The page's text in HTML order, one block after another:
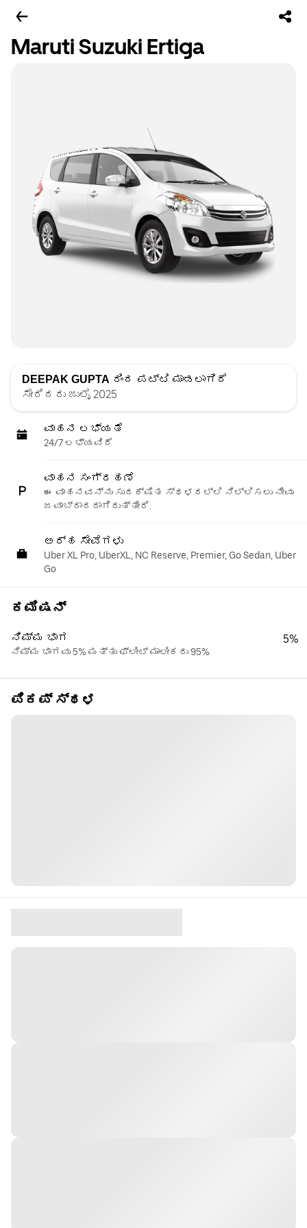
Maruti Suzuki Ertiga
DEEPAK GUPTA ರಿಂದ ಪಟ್ಟಿ ಮಾಡಲಾಗಿದೆ
ಸೇರಿದರು ಜುಲೈ 2025
ವಾಹನ ಲಭ್ಯತೆ
24/7 ಲಭ್ಯವಿದೆ
ವಾಹನ ಸಂಗ್ರಹಣೆ
ಈ ವಾಹನವನ್ನು ಸುರಕ್ಷಿತ ಸ್ಥಳದಲ್ಲಿ ನಿಲ್ಲಿಸಲು ನೀವು
ಜವಾಬ್ದಾರರಾಗಿರುತ್ತೀರಿ.
ಅರ್ಹ ಸೇವೆಗಳು
Uber XL Pro, UberXL, NC Reserve, Premier, Go Sedan, Uber
Go
ಕಮಿಷನ್
ನಿಮ್ಮ ಭಾಗ
ನಿಮ್ಮ ಭಾಗವು 5% ಮತ್ತು ಫ್ಲೀಟ್ ಮಾಲೀಕರು 95%
5%
ಪಿಕಪ್ ಸ್ಥಳ